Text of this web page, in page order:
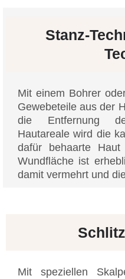
Stanz-
Mit einem Bohrer
Gewebeteile aus der
die Entfernung
Hautareale wird die
dafür behaarte
Wundfläche ist
damit vermehrt und
Mit speziellen